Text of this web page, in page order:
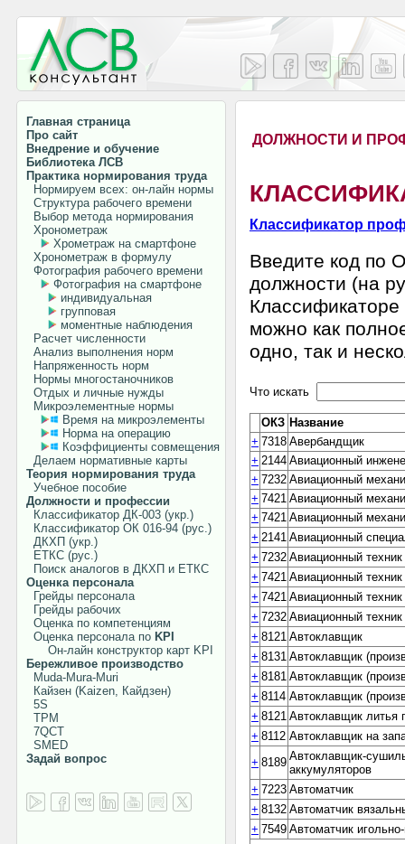
Главная страница
Про сайт
Внедрение и обучение
Библиотека ЛСВ
Практика нормирования труда
Нормируем всех: он-лайн нормы
Структура рабочего времени
Выбор метода нормирования
Хронометраж
Хрометраж на смартфоне
Хронометраж в формулу
Фотография рабочего времени
Фотография на смартфоне
индивидуальная
групповая
моментные наблюдения
Расчет численности
Анализ выполнения норм
Напряженность норм
Нормы многостаночников
Отдых и личные нужды
Микроэлементные нормы
Время на микроэлементы
Норма на операцию
Коэффициенты совмещения
Делаем нормативные карты
Теория нормирования труда
Учебное пособие
Должности и профессии
Классификатор ДК-003 (укр.)
Классификатор ОК 016-94 (рус.)
ДКХП (укр.)
ЕТКС (рус.)
Поиск аналогов в ДКХП и ЕТКС
Оценка персонала
Грейды персонала
Грейды рабочих
Оценка по компетенциям
Оценка персонала по KPI
Он-лайн конструктор карт KPI
Бережливое производство
Muda-Mura-Muri
Кайзен (Kaizen, Кайдзен)
5S
TPM
7QCT
SMED
Задай вопрос
ДОЛЖНОСТИ И
Классификатор
Введите код по
должности (на
можно как
одно, так и
Что искать
ОКЗ Название
+ 7318 Авербандщик
+ 2144 Авиационный
+ 7232 Авиационный
+ 7421 Авиационный
+ 7421 Авиационный
+ 2141 Авиационный
+ 7232 Авиационный
+ 7421 Авиационный
+ 7421 Авиационный
+ 7232 Авиационный
+ 8121 Автоклавщик
+ 8131 Автоклавщик
+ 8181 Автоклавщик
+ 8114 Автоклавщик
+ 8121 Автоклавщик литья
+ 8112 Автоклавщик на
+ 8189 Автоклавщик-
аккумуляторов
+ 7223 Автоматчик
+ 8132 Автоматчик
+ 7549 Автоматчик